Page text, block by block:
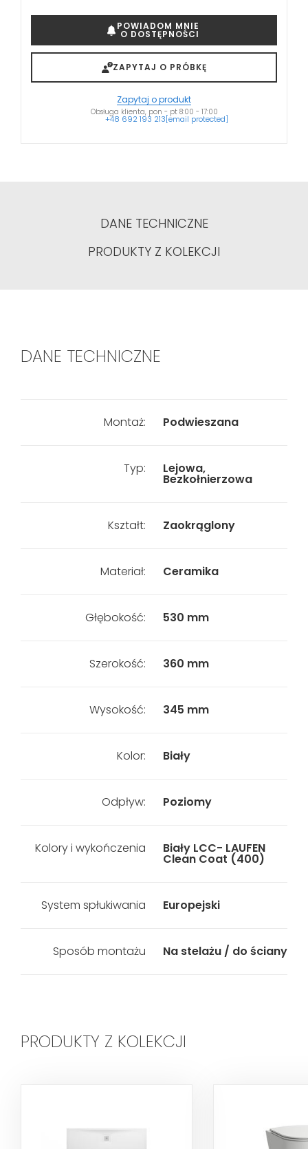
POWIADOM MNIE
O DOSTĘPNOŚCI
ZAPYTAJ O PRÓBKĘ
Zapytaj o produkt
Obsługa klienta, pon - pt 8:00 - 17:00
+48 692 193 213[email protected]
DANE TECHNICZNE
PRODUKTY Z KOLEKCJI
DANE TECHNICZNE
Montaż: Podwieszana
Typ: Lejowa,
Bezkołnierzowa
Kształt: Zaokrąglony
Materiał: Ceramika
Głębokość: 530 mm
Szerokość: 360 mm
Wysokość: 345 mm
Kolor: Biały
Odpływ: Poziomy
Kolory i wykończenia Biały LCC- LAUFEN
Clean Coat (400)
System spłukiwania Europejski
Sposób montażu Na stelażu / do ściany
PRODUKTY Z KOLEKCJI